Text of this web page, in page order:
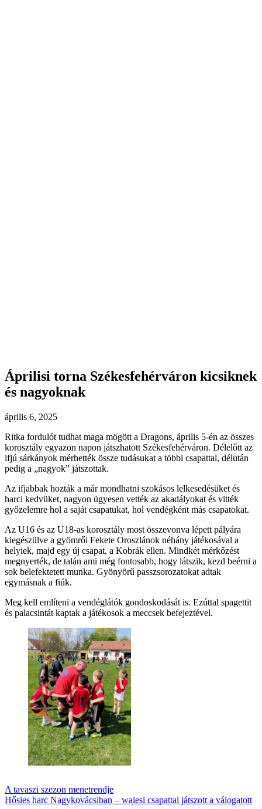
Áprilisi torna Székesfehérváron kicsiknek
és nagyoknak
április 6, 2025
Ritka fordulót tudhat maga mögött a Dragons, április 5-én az összes
korosztály egyazon napon játszhatott Székesfehérváron. Délelőtt az
ifjú sárkányok mérhették össze tudásukat a többi csapattal, délután
pedig a „nagyok” játszottak.
Az ifjabbak hozták a már mondhatni szokásos lelkesedésüket és
harci kedvüket, nagyon ügyesen vették az akadályokat és vitték
győzelemre hol a saját csapatukat, hol vendégként más csapatokat.
Az U16 és az U18-as korosztály most összevonva lépett pályára
kiegészülve a gyömrői Fekete Oroszlánok néhány játékosával a
helyiek, majd egy új csapat, a Kobrák ellen. Mindkét mérkőzést
megnyerték, de talán ami még fontosabb, hogy látszik, kezd beérni a
sok belefektetett munka. Gyönyörű passzsorozatokat adtak
egymásnak a fiúk.
Meg kell említeni a vendéglátók gondoskodását is. Ezúttal spagettit
és palacsintát kaptak a játékosok a meccsek befejeztével.
Post
A tavaszi szezon menetrendje
Hősies harc Nagykovácsiban – walesi csapattal játszott a válogatott